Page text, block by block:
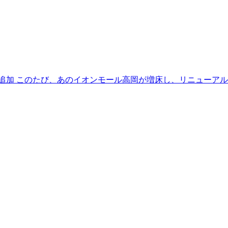
このたび、あのイオンモール高岡が増床し、リニューアル